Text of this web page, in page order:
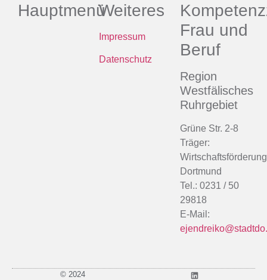
HauptmenüWeiteres
Impressum
Datenschutz
Frau und
Beruf
Region
Westfälisches
Ruhrgebiet
Grüne Str. 2-8
Träger:
Wirtschaftsförderung
Dortmund
Tel.: 0231 / 50
29818
E-Mail:
© 2024